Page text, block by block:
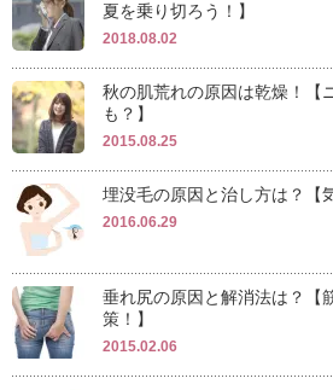
夏を乗り切ろう！】
2018.08.02
秋の肌荒れの原因は乾燥！【
も？】
2015.08.25
埋没毛の原因と治し方は？【
2016.06.29
垂れ尻の原因と解消法は？【
策！】
2015.02.06